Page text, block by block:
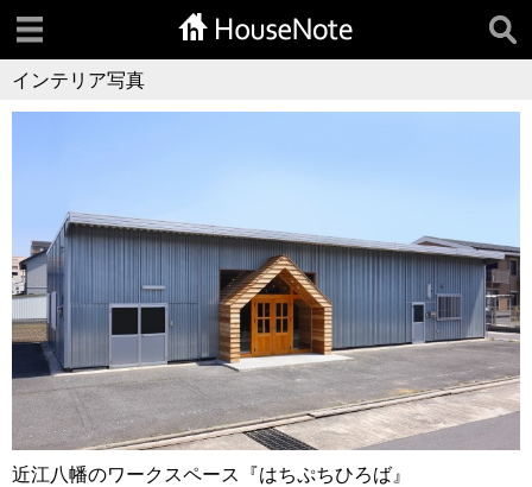
インテリア写真
近江八幡のワークスペース『はちぷちひろば』